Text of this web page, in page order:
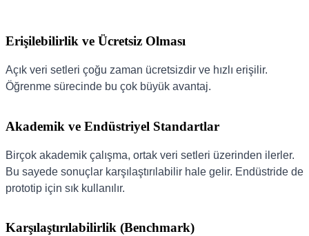
Erişilebilirlik ve Ücretsiz Olması
Açık veri setleri çoğu zaman ücretsizdir ve hızlı erişilir.
Öğrenme sürecinde bu çok büyük avantaj.
Akademik ve Endüstriyel Standartlar
Birçok akademik çalışma, ortak veri setleri üzerinden ilerler.
Bu sayede sonuçlar karşılaştırılabilir hale gelir. Endüstride de
prototip için sık kullanılır.
Karşılaştırılabilirlik (Benchmark)